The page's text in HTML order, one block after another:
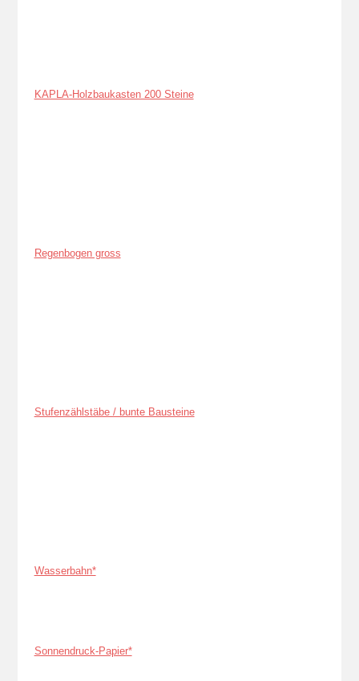
KAPLA-Holzbaukasten 200 Steine
Regenbogen gross
Stufenzählstäbe / bunte Bausteine
Wasserbahn*
Sonnendruck-Papier*